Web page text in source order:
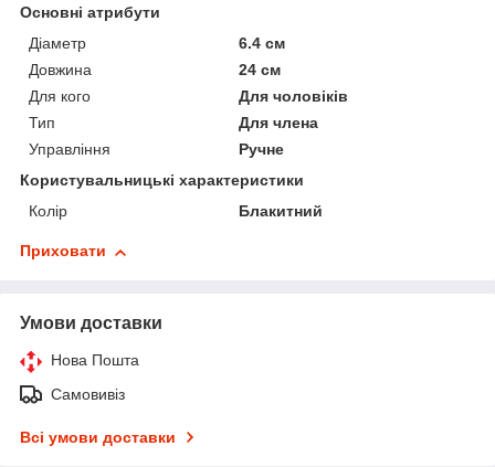
Основні атрибути
Діаметр
6.4 см
Довжина
24 см
Для кого
Для чоловіків
Тип
Для члена
Управління
Ручне
Користувальницькі характеристики
Колір
Блакитний
Приховати
Умови доставки
Нова Пошта
Самовивіз
Всі умови доставки